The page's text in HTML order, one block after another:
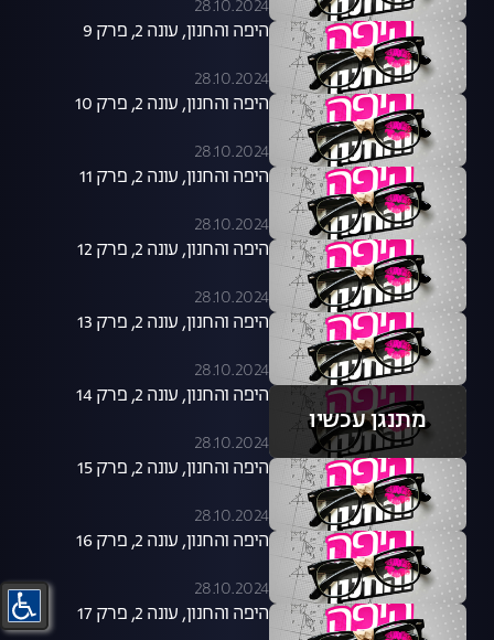
28.10.2024
היפה והחנון, עונה 2, פרק 9
28.10.2024
היפה והחנון, עונה 2, פרק 10
28.10.2024
היפה והחנון, עונה 2, פרק 11
28.10.2024
היפה והחנון, עונה 2, פרק 12
28.10.2024
היפה והחנון, עונה 2, פרק 13
28.10.2024
מתנגן עכשיו
היפה והחנון, עונה 2, פרק 14
28.10.2024
היפה והחנון, עונה 2, פרק 15
28.10.2024
היפה והחנון, עונה 2, פרק 16
28.10.2024
היפה והחנון, עונה 2, פרק 17